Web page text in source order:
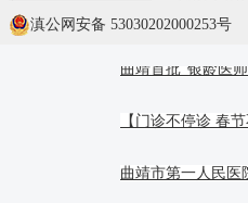
曲靖市中心血站
曲靖首批“银龄医
【门诊不停诊 春
曲靖市第一人民医
滇公网安备 53030202000253号